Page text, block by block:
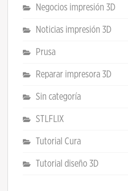
Negocios impresión 3D
Noticias impresión 3D
Prusa
Reparar impresora 3D
Sin categoría
STLFLIX
Tutorial Cura
Tutorial diseño 3D